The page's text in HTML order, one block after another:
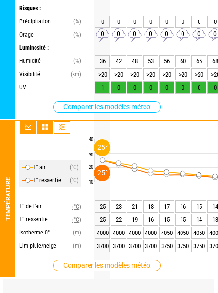
Risques :
Précipitation
(%)
Orage
(%)
Luminosité :
Humidité
(%)
Visibilité
(km)
UV
Comparer les modèles météo
TEMPÉRATURE
T° air
(°C)
T° ressentie
(°C)
T° de l'air
(°C)
T° ressentie
(°C)
Isotherme 0°
(m)
Lim pluie/neige
(m)
Comparer les modèles météo
40
30
20
10
0 0 0 0 0 0 0 0
0 0 0 0 0 0 0 0
36 42 48 53 56 60 65
68
>20
>20 >20 >20 >20 >20 >20
1
0 0 0 0 0 0 0
25 23 21 18 17 16 15
14
25
22 19 16 15 15 14
13
4000
4000 4000 4000 4050 4050 4050
3700
3700 3700 3700 3750 3750 3750
25°
25°